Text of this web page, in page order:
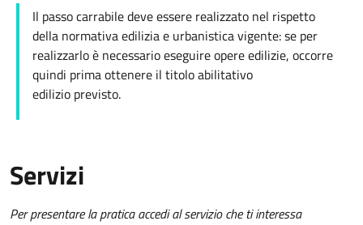
Il passo carrabile deve essere realizzato nel rispetto
della normativa edilizia e urbanistica vigente: se per
realizzarlo è necessario eseguire opere edilizie, occorre
quindi prima ottenere il titolo abilitativo
edilizio previsto.
Servizi
Per presentare la pratica accedi al servizio che ti interessa